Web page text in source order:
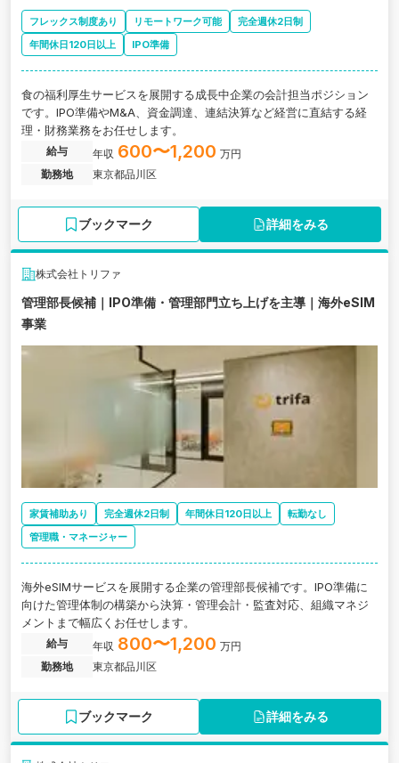
フレックス制度あり リモートワーク可能
完全週休2日制
年間休日120日以上
IPO準備
食の福利厚生サービスを展開する成長中企業の会計担当ポジション
です。IPO準備やM&A、資金調達、連結決算など経営に直結する経
理・財務業務をお任せします。
給与 年収 600〜1,200 万円
勤務地
東京都品川区
ブックマーク 詳細をみる
株式会社トリファ
管理部長候補｜IPO準備・管理部門立ち上げを主導｜海外eSIM
事業
家賃補助あり 完全週休2日制 年間休日120日以上
転勤なし
管理職・マネージャー
海外eSIMサービスを展開する企業の管理部長候補です。IPO準備に
向けた管理体制の構築から決算・管理会計・監査対応、組織マネジ
メントまで幅広くお任せします。
給与 年収 800〜1,200 万円
勤務地
東京都品川区
ブックマーク 詳細をみる